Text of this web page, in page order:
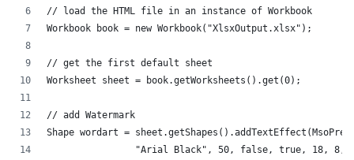
// load the HTML file in an instance of Workbook
Workbook book = new Workbook("XlsxOutput.xlsx");
// get the first default sheet
Worksheet sheet = book.getWorksheets().get(0);
// add Watermark
Shape wordart =
"Arial Black", 50, false, true, 18, 8,